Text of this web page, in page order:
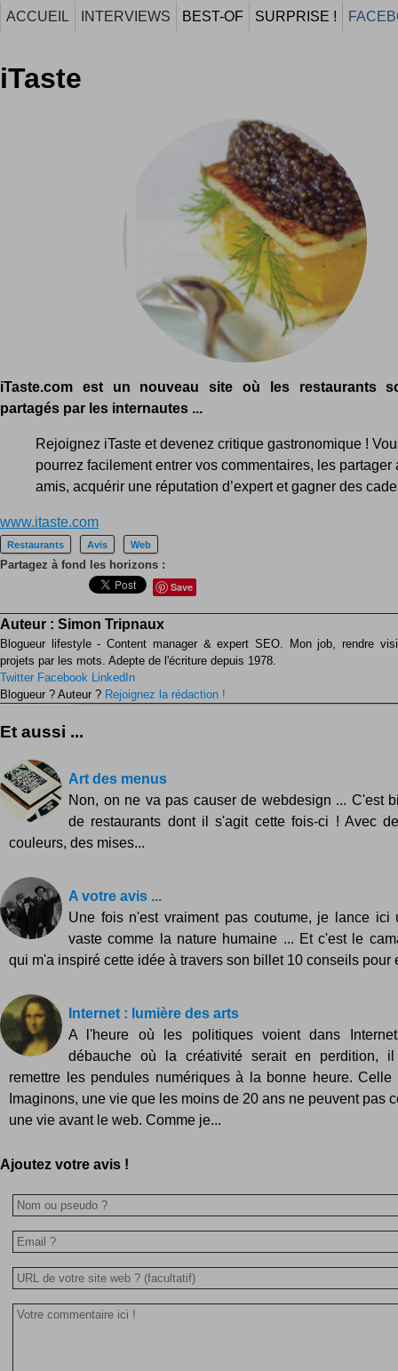
ACCUEIL INTERVIEWS BEST-OF SURPRISE !
iTaste
iTaste.com est un nouveau site où les restaurants
partagés par les internautes ...
Rejoignez iTaste et devenez critique gastronomique !
pourrez facilement entrer vos commentaires, les partager
amis, acquérir une réputation d’expert et gagner des
www.itaste.com
Restaurants Avis Web
Partagez à fond les horizons :
Save
Auteur : Simon Tripnaux
Blogueur lifestyle - Content manager & expert SEO. Mon job, rendre
projets par les mots. Adepte de l'écriture depuis 1978.
Twitter Facebook LinkedIn
Blogueur ? Auteur ? Rejoignez la rédaction !
Et aussi ...
Art des menus
Non, on ne va pas causer de webdesign ... C'est
de restaurants dont il s'agit cette fois-ci ! Avec
couleurs, des mises...
A votre avis ...
Une fois n'est vraiment pas coutume, je lance ici
vaste comme la nature humaine ... Et c'est le
qui m'a inspiré cette idée à travers son billet 10 conseils pour
Internet : lumière des arts
A l'heure où les politiques voient dans
débauche où la créativité serait en perdition,
remettre les pendules numériques à la bonne heure.
Imaginons, une vie que les moins de 20 ans ne peuvent pas
une vie avant le web. Comme je...
Ajoutez votre avis !